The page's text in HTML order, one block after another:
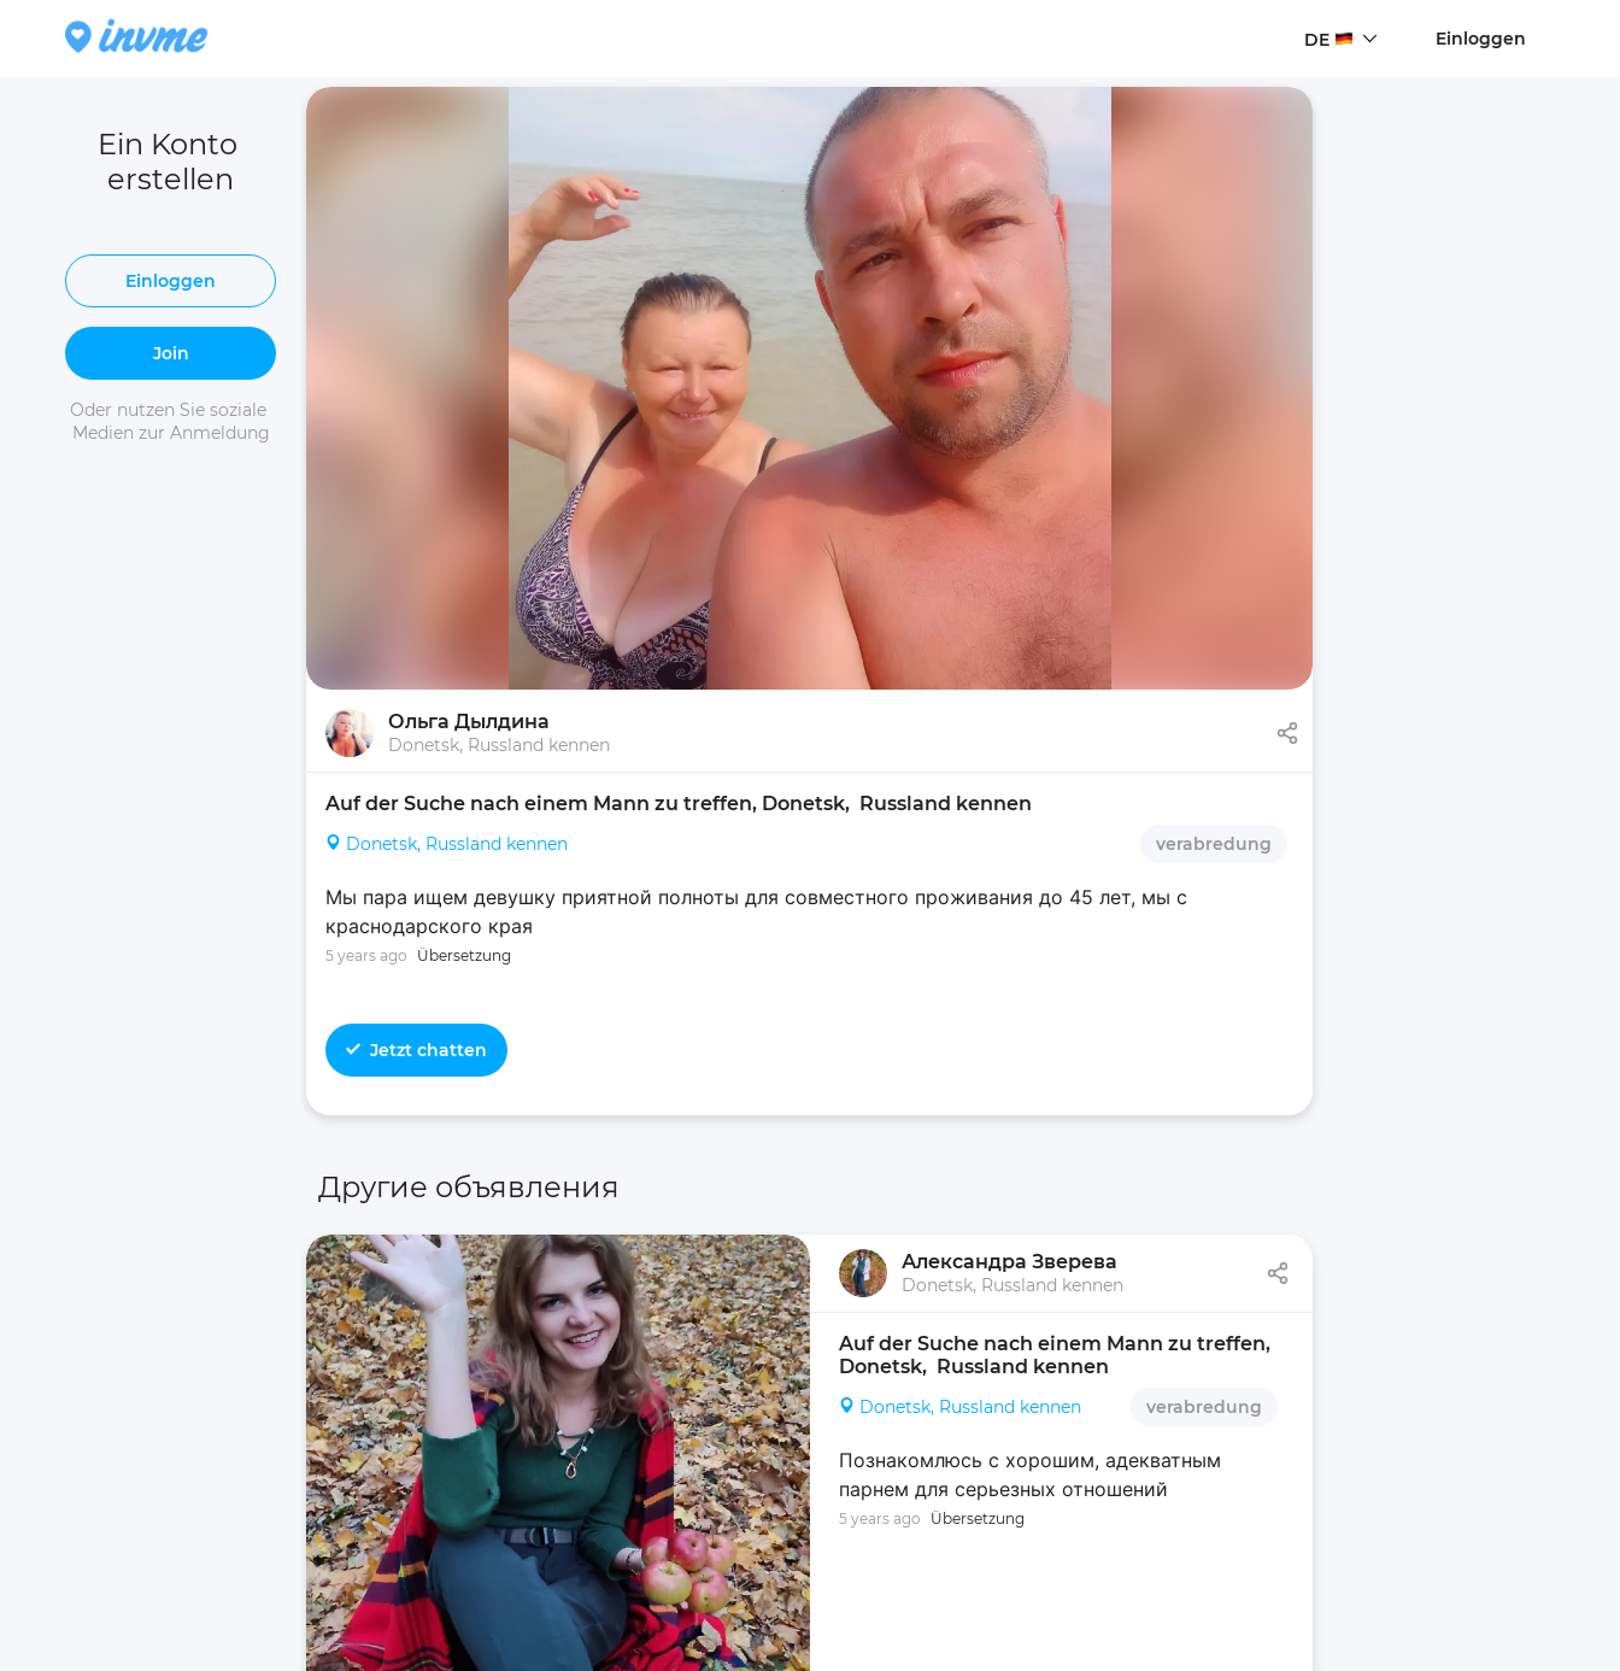
DE Einloggen
Ein Konto
erstellen
Einloggen
Join
Oder nutzen Sie soziale
Medien zur Anmeldung
Ольга Дылдина
Donetsk, Russland kennen
Auf der Suche nach einem Mann zu treffen, Donetsk,  Russland kennen
Donetsk, Russland kennen verabredung
Мы пара ищем девушку приятной полноты для совместного проживания до 45 лет, мы с
краснодарского края
5 years ago Übersetzung
Jetzt chatten
Другие объявления
Александра Зверева
Donetsk, Russland kennen
Auf der Suche nach einem Mann zu treffen,
Donetsk,  Russland kennen
Donetsk, Russland kennen verabredung
Познакомлюсь с хорошим, адекватным
парнем для серьезных отношений
5 years ago Übersetzung